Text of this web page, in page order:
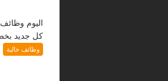
اليوم
كل جديد
وظائف خالية